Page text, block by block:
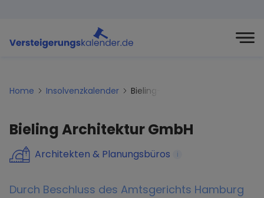
Home Insolvenzkalender Bieling-architektur-gmbh
Bieling Architektur GmbH
Architekten & Planungsbüros i
Durch Beschluss des Amtsgerichts Hamburg